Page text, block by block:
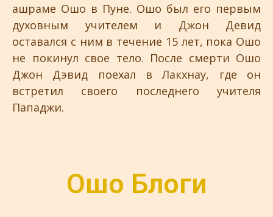
ашраме Ошо в Пуне. Ошо был его первым
духовным учителем и Джон Девид
оставался с ним в течение 15 лет, пока Ошо
не покинул свое тело. После смерти Ошо
Джон Дэвид поехал в Лакхнау, где он
встретил своего последнего учителя
Пападжи.
Ошо Блоги